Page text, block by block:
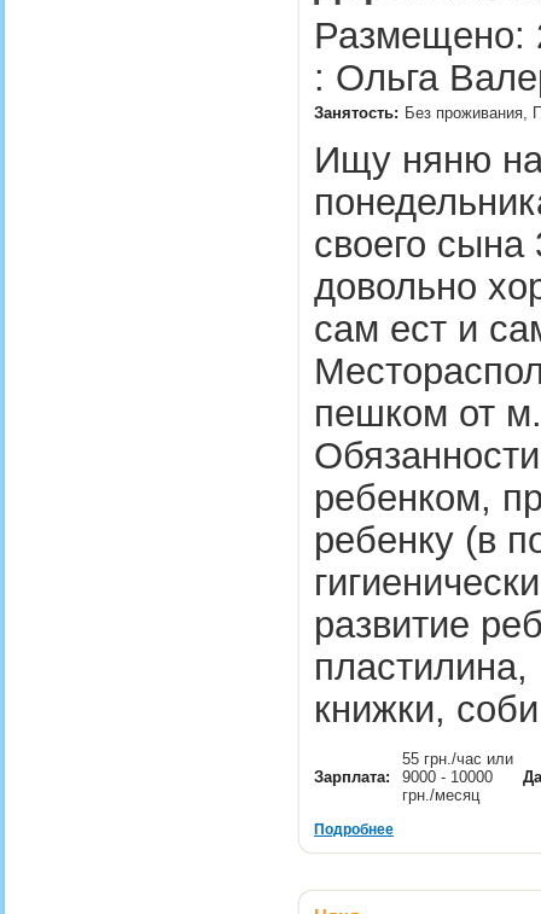
Размещено:
: Ольга
Занятость: Без проживания,
Ищу няню
своего сына
довольно
сам ест и
пешком от
ребенком,
ребенку (в
развитие
пластилина,
книжки,
Зарплата:
55 грн./час или
9000 - 10000
грн./месяц
Подробнее